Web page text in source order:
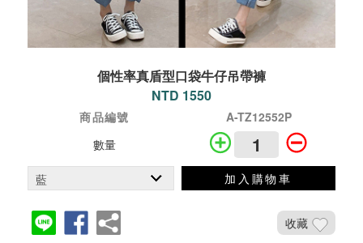
個性率真盾型口袋牛仔吊帶褲
NTD 1550
商品編號
A-TZ12552P
數量
加入購物車
收藏